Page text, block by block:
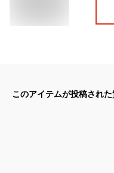
このアイテムが投稿された